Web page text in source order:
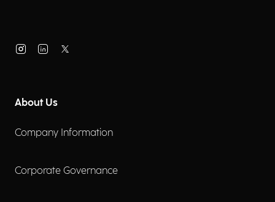
About Us
Company Information
Corporate Governance